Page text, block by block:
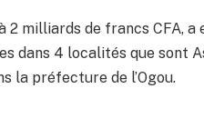
2 milliards de francs CFA,
dans 4 localités que sont
la préfecture de l’Ogou.